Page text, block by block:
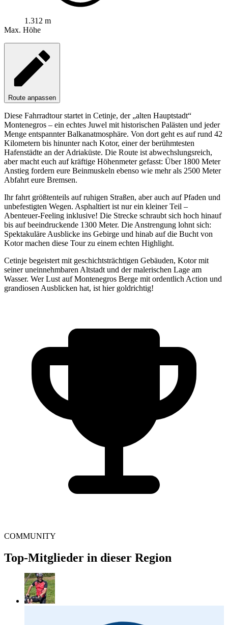
1.312 m
Max. Höhe
Route anpassen
Diese Fahrradtour startet in Cetinje, der „alten Hauptstadt“
Montenegros – ein echtes Juwel mit historischen Palästen und jeder
Menge entspannter Balkanatmosphäre. Von dort geht es auf rund 42
Kilometern bis hinunter nach Kotor, einer der berühmtesten
Hafenstädte an der Adriaküste. Die Route ist abwechslungsreich,
aber macht euch auf kräftige Höhenmeter gefasst: Über 1800 Meter
Anstieg fordern eure Beinmuskeln ebenso wie mehr als 2500 Meter
Abfahrt eure Bremsen.
Ihr fahrt größtenteils auf ruhigen Straßen, aber auch auf Pfaden und
unbefestigten Wegen. Asphaltiert ist nur ein kleiner Teil –
Abenteuer-Feeling inklusive! Die Strecke schraubt sich hoch hinauf
bis auf beeindruckende 1300 Meter. Die Anstrengung lohnt sich:
Spektakuläre Ausblicke ins Gebirge und hinab auf die Bucht von
Kotor machen diese Tour zu einem echten Highlight.
Cetinje begeistert mit geschichtsträchtigen Gebäuden, Kotor mit
seiner uneinnehmbaren Altstadt und der malerischen Lage am
Wasser. Wer Lust auf Montenegros Berge mit ordentlich Action und
grandiosen Ausblicken hat, ist hier goldrichtig!
COMMUNITY
Top-Mitglieder in dieser Region